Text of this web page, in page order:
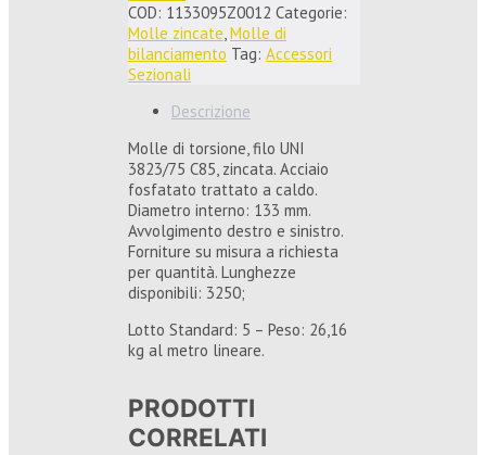
COD: 1133095Z0012 Categorie:
Molle zincate,Molle di
bilanciamento Tag: Accessori
Sezionali
Descrizione
Molle di torsione, filo UNI
3823/75 C85, zincata. Acciaio
fosfatato trattato a caldo.
Diametro interno: 133 mm.
Avvolgimento destro e sinistro.
Forniture su misura a richiesta
per quantità. Lunghezze
disponibili: 3250;
Lotto Standard: 5 – Peso: 26,16
kg al metro lineare.
PRODOTTI
CORRELATI